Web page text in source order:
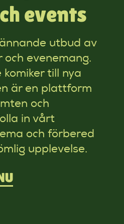
events
utbud av
evenemang.
till nya
är en plattform
och
in vårt
och förbered
upplevelse.